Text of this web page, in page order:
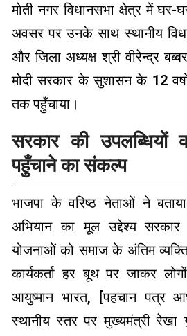
मोती नगर विधानसभा क्षेत्र में
अवसर पर उनके साथ स्थानीय
और जिला अध्यक्ष श्री वीरेन्द्र
मोदी सरकार के सुशासन के 12
तक पहुँचाया।
सरकार की
पहुँचाने का संकल्प
भाजपा के वरिष्ठ नेताओं ने
अभियान का मूल उद्देश्य सरकार
योजनाओं को समाज के अंतिम व्यक्ति
कार्यकर्ता हर बूथ पर जाकर
आयुष्मान भारत, [पहचान पत्र
स्थानीय स्तर पर मुख्यमंत्री रेखा